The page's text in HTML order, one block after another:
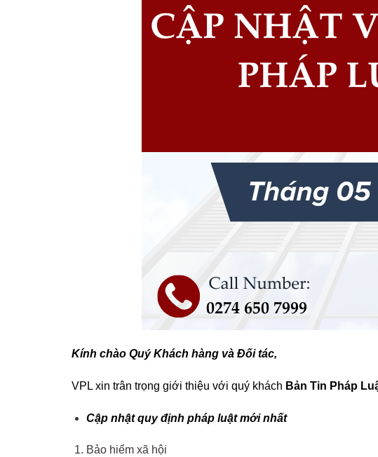
Kính chào Quý Khách hàng và Đối tác,
VPL xin trân trọng giới thiệu với quý khách Bản Tin Pháp
Cập nhật quy định pháp luật mới nhất
Bảo hiểm xã hội